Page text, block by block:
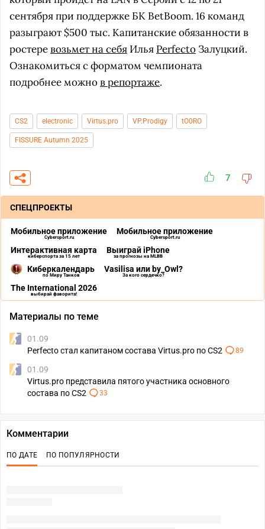
сентября при поддержке БК BetBoom. 16 команд
разыграют $500 тыс. Капитанские обязанности в
ростеревозьмет на себя Илья Perfecto Залуцкий.
Ознакомиться с форматом чемпионата
подробнее можнов репортаже.
CS2 electronic Virtus.pro VP.Prodigy tO0RO
FISSURE Autumn 2025
7
СПЕЦПРОЕКТЫ
Мобильное приложение
Cybersport.ru
Мобильное приложение
Cybersport.ru
Интерактивная карта
киберспорта за 15 лет
Выиграй iPhone
за прогнозы на MLBB
Киберкалендарь
по Миру Танков
Vasilisa или by_Owl?
За кого сердечко?
The International 2026
выбирай фаворита!
Материалы по теме
01.09
Perfecto стал капитаном состава Virtus.pro по CS2
89
01.09
Virtus.pro представила пятого участника основного
состава по CS2
33
Комментарии
ПО ДАТЕ ПО ПОПУЛЯРНОСТИ